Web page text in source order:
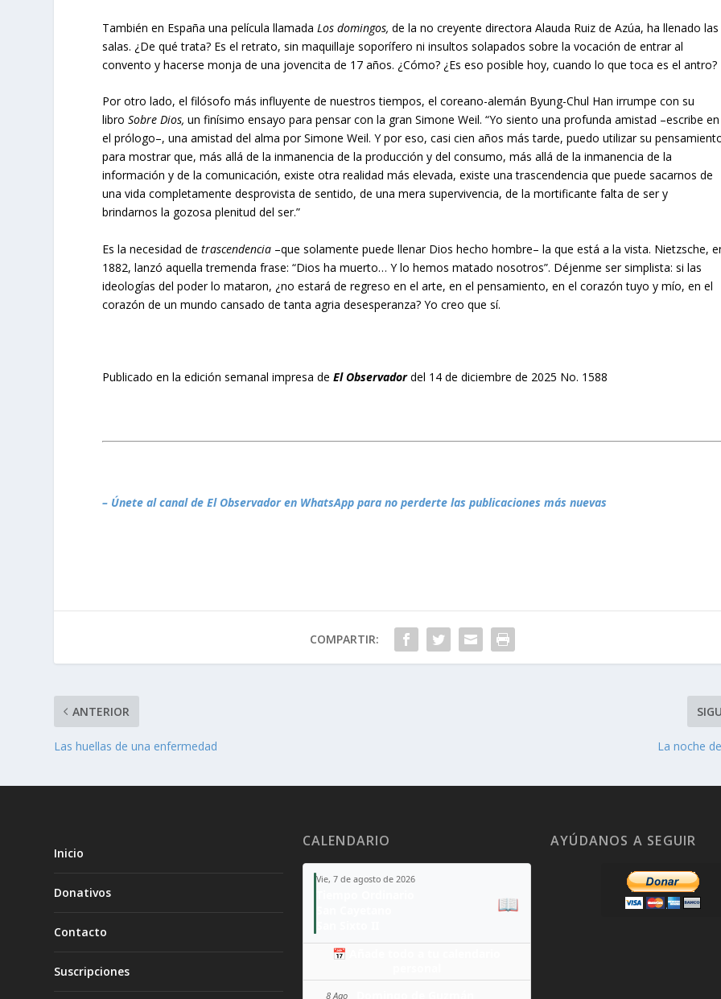
También en España una película llamadaLos domingos, de la no creyente directora Alauda Ruiz de Azúa, ha llenado las
salas. ¿De qué trata? Es el retrato, sin maquillaje soporífero ni insultos solapados sobre la vocación de entrar al
convento y hacerse monja de una jovencita de 17 años. ¿Cómo? ¿Es eso posible hoy, cuando lo que toca es el antro?
Por otro lado, el filósofo más influyente de nuestros tiempos, el coreano-alemán Byung-Chul Han irrumpe con su
libroSobre Dios, un finísimo ensayo para pensar con la gran Simone Weil. “Yo siento una profunda amistad –escribe en
el prólogo–, una amistad del alma por Simone Weil. Y por eso, casi cien años más tarde, puedo utilizar su
para mostrar que, más allá de la inmanencia de la producción y del consumo, más allá de la inmanencia de la
información y de la comunicación, existe otra realidad más elevada, existe una trascendencia que puede sacarnos de
una vida completamente desprovista de sentido, de una mera supervivencia, de la mortificante falta de ser y
brindarnos la gozosa plenitud del ser.”
Es la necesidad detrascendencia –que solamente puede llenar Dios hecho hombre– la que está a la vista. Nietzsche,
1882, lanzó aquella tremenda frase: “Dios ha muerto… Y lo hemos matado nosotros”. Déjenme ser simplista: si las
ideologías del poder lo mataron, ¿no estará de regreso en el arte, en el pensamiento, en el corazón tuyo y mío, en el
corazón de un mundo cansado de tanta agria desesperanza? Yo creo que sí.
Publicado en la edición semanal impresa deEl Observadordel 14 de diciembre de 2025 No. 1588
– Únete al canal de El Observador en WhatsApp para no perderte las publicaciones más nuevas
COMPARTIR:
ANTERIOR
Las huellas de una enfermedad La noche
Inicio
Donativos
Contacto
Suscripciones
CALENDARIO
Vie, 7 de agosto de 2026
📖
📅 Añade todo a tu calendario
8 Ago
AYÚDANOS A SEGUIR